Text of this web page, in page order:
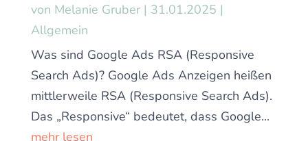
von Melanie Gruber| 31.01.2025 |
Allgemein
Was sind Google Ads RSA (Responsive
Search Ads)? Google Ads Anzeigen heißen
mittlerweile RSA (Responsive Search Ads).
Das „Responsive“ bedeutet, dass Google...
mehr lesen